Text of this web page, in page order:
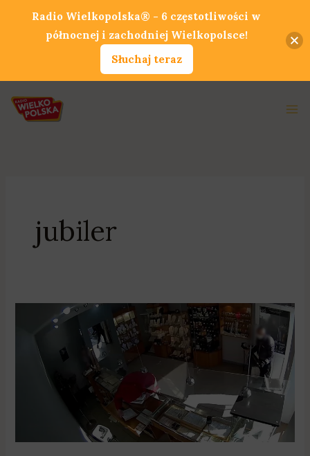
jubiler
Murowana
Napadli
jubilera
Radio Wielkopolska® - 6 częstotliwości w
północnej i zachodniej Wielkopolsce!
Słuchaj teraz